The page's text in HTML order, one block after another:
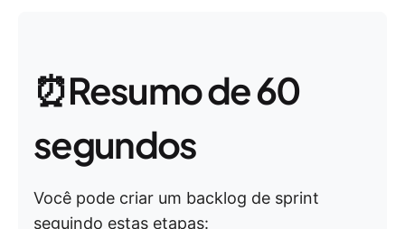
⏰Resumo de 60
segundos
Você pode criar um backlog de sprint
seguindo estas etapas: